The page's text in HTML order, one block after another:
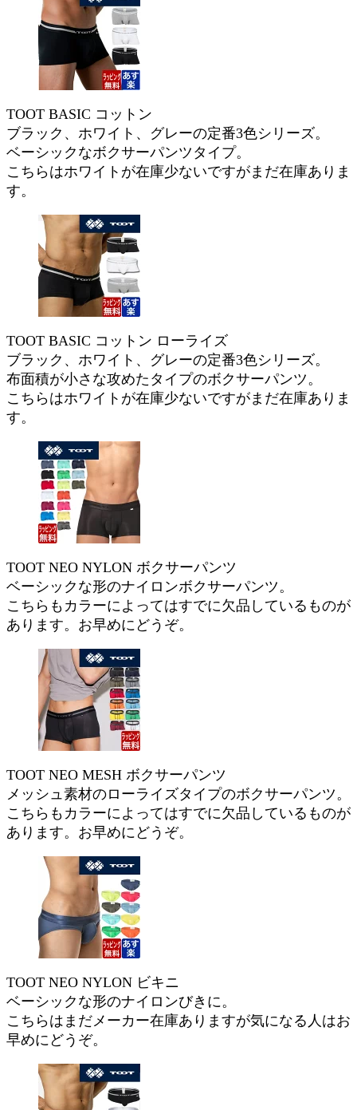
TOOT BASIC コットン
ブラック、ホワイト、グレーの定番3色シリーズ。
ベーシックなボクサーパンツタイプ。
こちらはホワイトが在庫少ないですがまだ在庫ありま
す。
TOOT BASIC コットン ローライズ
ブラック、ホワイト、グレーの定番3色シリーズ。
布面積が小さな攻めたタイプのボクサーパンツ。
こちらはホワイトが在庫少ないですがまだ在庫ありま
す。
TOOT NEO NYLON ボクサーパンツ
ベーシックな形のナイロンボクサーパンツ。
こちらもカラーによってはすでに欠品しているものが
あります。お早めにどうぞ。
TOOT NEO MESH ボクサーパンツ
メッシュ素材のローライズタイプのボクサーパンツ。
こちらもカラーによってはすでに欠品しているものが
あります。お早めにどうぞ。
TOOT NEO NYLON ビキニ
ベーシックな形のナイロンびきに。
こちらはまだメーカー在庫ありますが気になる人はお
早めにどうぞ。